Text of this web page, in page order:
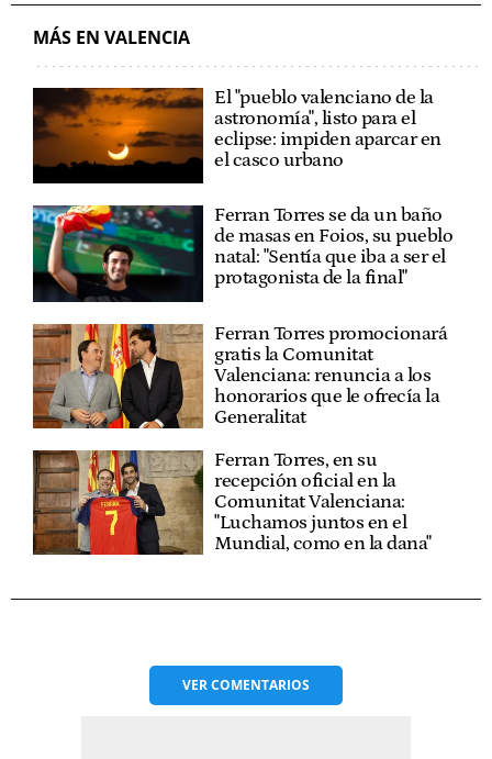
MÁS EN VALENCIA
El "pueblo valenciano de la
astronomía", listo para el
eclipse: impiden aparcar en
el casco urbano
Ferran Torres se da un baño
de masas en Foios, su pueblo
natal: "Sentía que iba a ser el
protagonista de la final"
Ferran Torres promocionará
gratis la Comunitat
Valenciana: renuncia a los
honorarios que le ofrecía la
Generalitat
Ferran Torres, en su
recepción oficial en la
Comunitat Valenciana:
"Luchamos juntos en el
Mundial, como en la dana"
VERCOMENTARIOS